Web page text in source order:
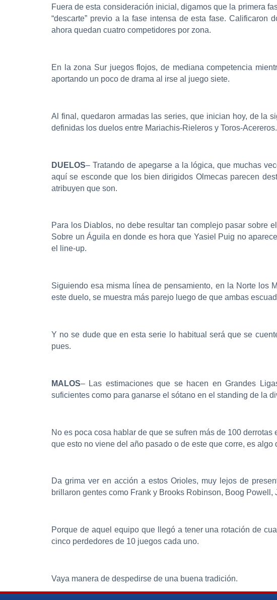
Fuera de esta consideración inicial, digamos que la primera
“descarte” previo a la fase intensa de esta fase. Calificaron
ahora quedan cuatro competidores por zona.
En la zona Sur juegos flojos, de mediana competencia
aportando un poco de drama al irse al juego siete.
Al final, quedaron armadas las series, que inician hoy, de la
definidas los duelos entre Mariachis-Rieleros y Toros-
DUELOS– Tratando de apegarse a la lógica, que muchas
aquí se esconde que los bien dirigidos Olmecas parecen
atribuyen que son.
Para los Diablos, no debe resultar tan complejo pasar sobre
Sobre un Águila en donde es hora que Yasiel Puig no
el line-up.
Siguiendo esa misma línea de pensamiento, en la Norte los
este duelo, se muestra más parejo luego de que ambas
Y no se dude que en esta serie lo habitual será que se
pues.
MALOS– Las estimaciones que se hacen en Grandes
suficientes como para ganarse el sótano en el standing de la
No es poca cosa hablar de que se sufren más de 100
que esto no viene del año pasado o de este que corre, es
Da grima ver en acción a estos Orioles, muy lejos de
brillaron gentes como Frank y Brooks Robinson, Boog
Porque de aquel equipo que llegó a tener una rotación de
cinco perdedores de 10 juegos cada uno.
Vaya manera de despedirse de una buena tradición.